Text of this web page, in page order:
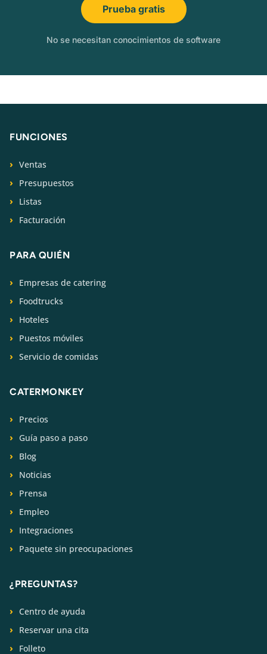
Prueba gratis
No se necesitan conocimientos de software
FUNCIONES
Ventas
Presupuestos
Listas
Facturación
PARA QUIÉN
Empresas de catering
Foodtrucks
Hoteles
Puestos móviles
Servicio de comidas
CATERMONKEY
Precios
Guía paso a paso
Blog
Noticias
Prensa
Empleo
Integraciones
Paquete sin preocupaciones
¿PREGUNTAS?
Centro de ayuda
Reservar una cita
Folleto